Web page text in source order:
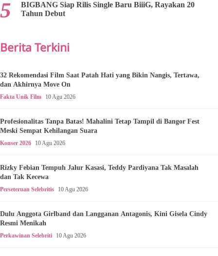
BIGBANG Siap Rilis Single Baru BiiiG, Rayakan 20
Tahun Debut
Berita Terkini
32 Rekomendasi Film Saat Patah Hati yang Bikin Nangis, Tertawa,
dan Akhirnya Move On
Fakta Unik Film 10 Agu 2026
Profesionalitas Tanpa Batas! Mahalini Tetap Tampil di Bangor Fest
Meski Sempat Kehilangan Suara
Konser 2026 10 Agu 2026
Rizky Febian Tempuh Jalur Kasasi, Teddy Pardiyana Tak Masalah
dan Tak Kecewa
Perseteruan Selebritis 10 Agu 2026
Dulu Anggota Girlband dan Langganan Antagonis, Kini Gisela Cindy
Resmi Menikah
Perkawinan Selebriti 10 Agu 2026